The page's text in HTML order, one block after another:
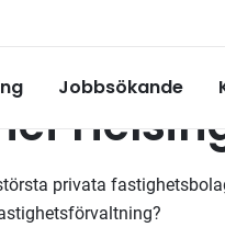
Jobbsökande
privata